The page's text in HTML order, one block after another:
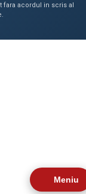
Meniu
fara acordul in scris al